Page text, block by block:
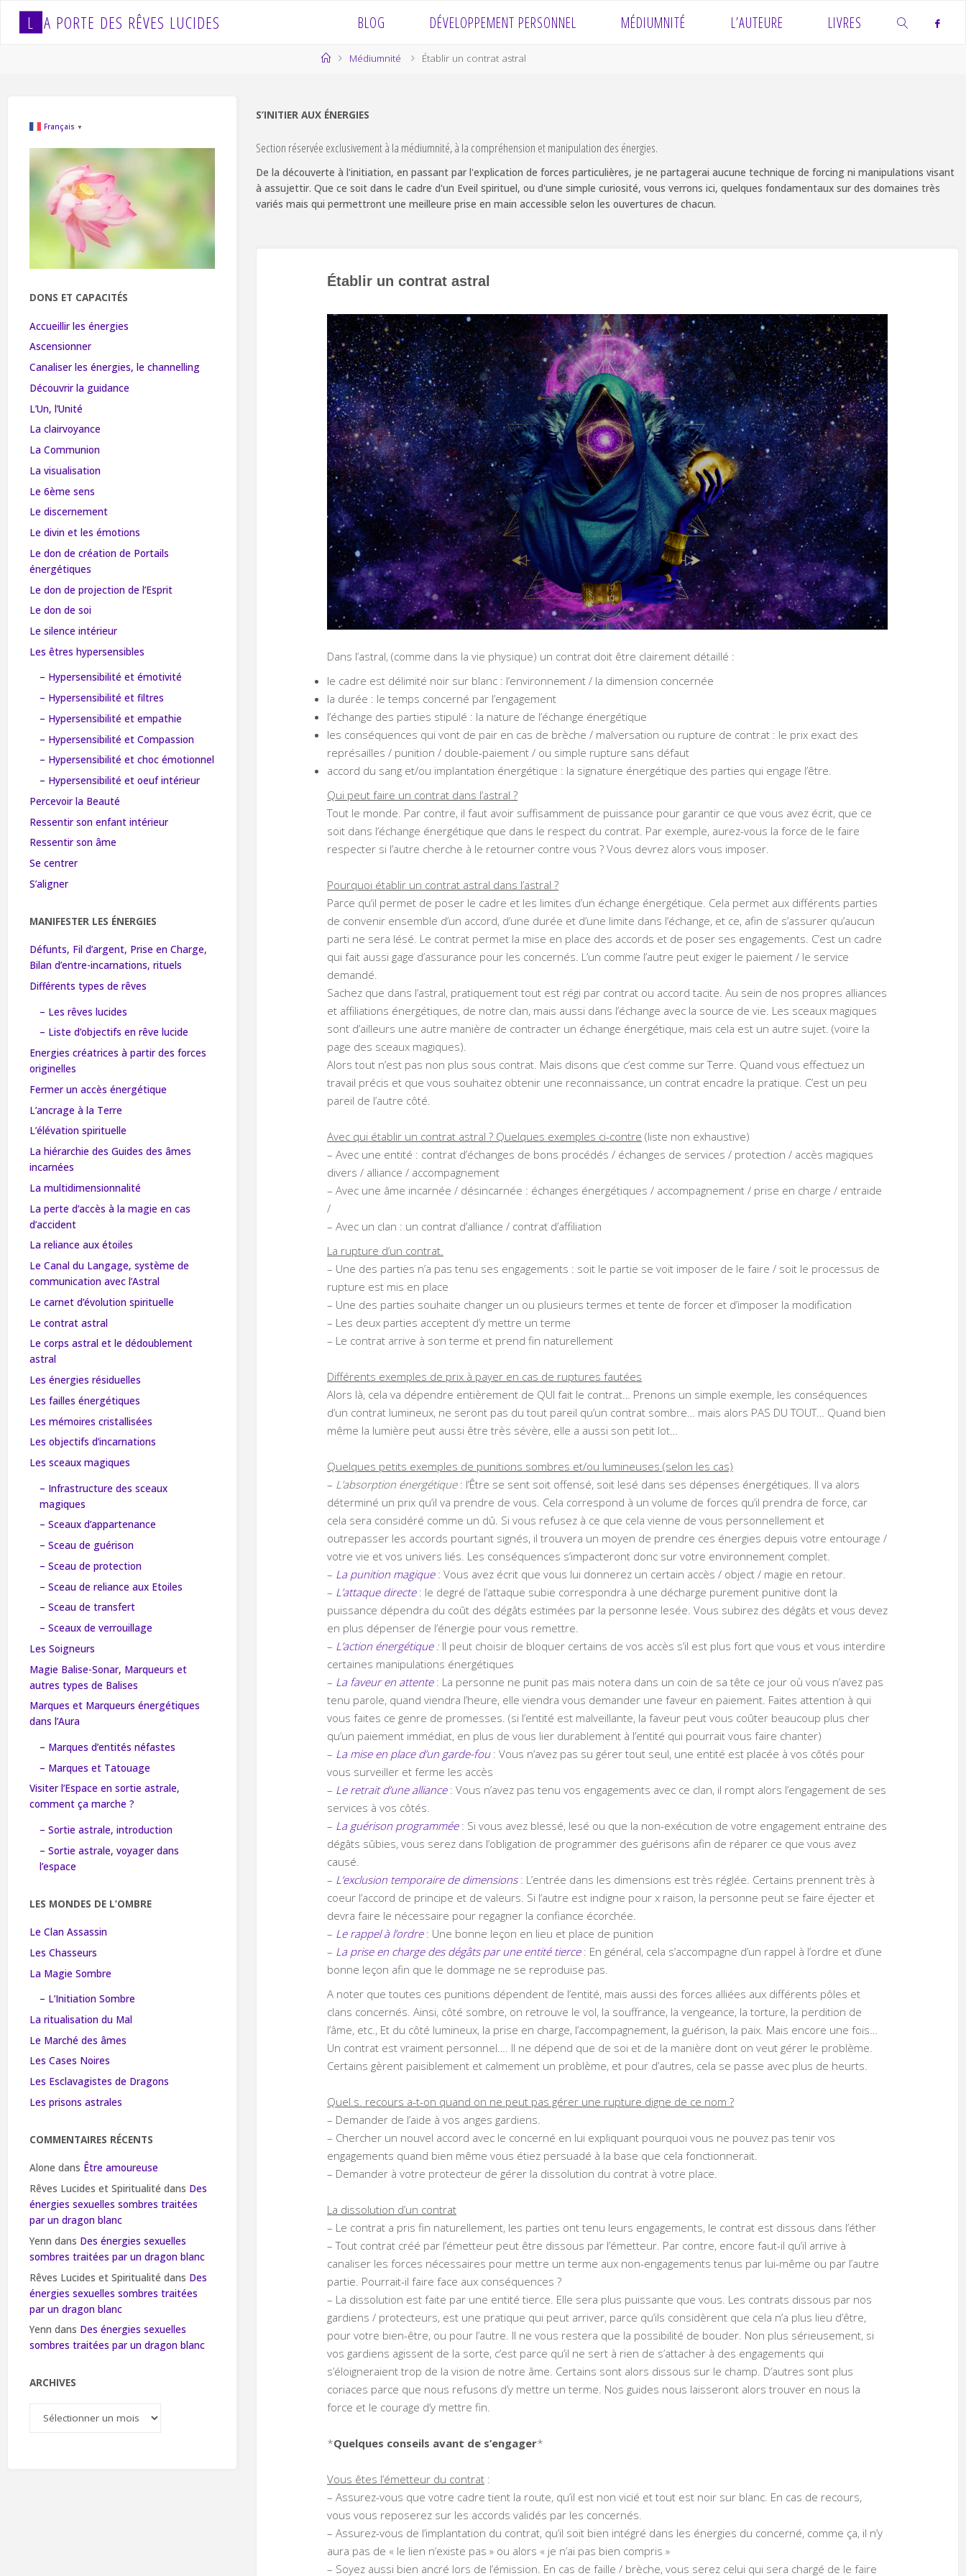
L A PORTE DES RÊVES LUCIDES BLOG DÉVELOPPEMENT PERSONNEL MÉDIUMNITÉ L’AUTEURE LIVRES
HomeMédiumnité Établir un contrat astral
S’INITIER AUX ÉNERGIES
Section réservée exclusivement à la médiumnité, à la compréhension et manipulation des énergies.
De la découverte à l'initiation, en passant par l'explication de forces particulières, je ne partagerai aucune technique de forcing ni manipulations visant
à assujettir. Que ce soit dans le cadre d'un Eveil spirituel, ou d'une simple curiosité, vous verrons ici, quelques fondamentaux sur des domaines très
variés mais qui permettront une meilleure prise en main accessible selon les ouvertures de chacun.
Établir un contrat astral
Dans l’astral, (comme dans la vie physique) un contrat doit être clairement détaillé :
le cadre est délimité noir sur blanc : l’environnement / la dimension concernée
la durée : le temps concerné par l’engagement
l’échange des parties stipulé : la nature de l’échange énergétique
les conséquences qui vont de pair en cas de brèche / malversation ou rupture de contrat : le prix exact des
représailles / punition / double-paiement / ou simple rupture sans défaut
accord du sang et/ou implantation énergétique : la signature énergétique des parties qui engage l’être.
Qui peut faire un contrat dans l’astral ?
Tout le monde. Par contre, il faut avoir suffisamment de puissance pour garantir ce que vous avez écrit, que ce
soit dans l’échange énergétique que dans le respect du contrat. Par exemple, aurez-vous la force de le faire
respecter si l’autre cherche à le retourner contre vous ? Vous devrez alors vous imposer.
Pourquoi établir un contrat astral dans l’astral ?
Parce qu’il permet de poser le cadre et les limites d’un échange énergétique. Cela permet aux différents parties
de convenir ensemble d’un accord, d’une durée et d’une limite dans l’échange, et ce, afin de s’assurer qu’aucun
parti ne sera lésé. Le contrat permet la mise en place des accords et de poser ses engagements. C’est un cadre
qui fait aussi gage d’assurance pour les concernés. L’un comme l’autre peut exiger le paiement / le service
demandé.
Sachez que dans l’astral, pratiquement tout est régi par contrat ou accord tacite. Au sein de nos propres alliances
et affiliations énergétiques, de notre clan, mais aussi dans l’échange avec la source de vie. Les sceaux magiques
sont d’ailleurs une autre manière de contracter un échange énergétique, mais cela est un autre sujet. (voire la
page des sceaux magiques).
Alors tout n’est pas non plus sous contrat. Mais disons que c’est comme sur Terre. Quand vous effectuez un
travail précis et que vous souhaitez obtenir une reconnaissance, un contrat encadre la pratique. C’est un peu
pareil de l’autre côté.
Avec qui établir un contrat astral ? Quelques exemples ci-contre (liste non exhaustive)
– Avec une entité : contrat d’échanges de bons procédés / échanges de services / protection / accès magiques
divers / alliance / accompagnement
– Avec une âme incarnée / désincarnée : échanges énergétiques / accompagnement / prise en charge / entraide
/
– Avec un clan : un contrat d’alliance / contrat d’affiliation
La rupture d’un contrat.
– Une des parties n’a pas tenu ses engagements : soit le partie se voit imposer de le faire / soit le processus de
rupture est mis en place
– Une des parties souhaite changer un ou plusieurs termes et tente de forcer et d’imposer la modification
– Les deux parties acceptent d’y mettre un terme
– Le contrat arrive à son terme et prend fin naturellement
Différents exemples de prix à payer en cas de ruptures fautées
Alors là, cela va dépendre entièrement de QUI fait le contrat… Prenons un simple exemple, les conséquences
d’un contrat lumineux, ne seront pas du tout pareil qu’un contrat sombre… mais alors PAS DU TOUT… Quand bien
même la lumière peut aussi être très sévère, elle a aussi son petit lot…
Quelques petits exemples de punitions sombres et/ou lumineuses (selon les cas)
– L’absorption énergétique: l’Être se sent soit offensé, soit lesé dans ses dépenses énergétiques. Il va alors
déterminé un prix qu’il va prendre de vous. Cela correspond à un volume de forces qu’il prendra de force, car
cela sera considéré comme un dû. Si vous refusez à ce que cela vienne de vous personnellement et
outrepasser les accords pourtant signés, il trouvera un moyen de prendre ces énergies depuis votre entourage /
votre vie et vos univers liés. Les conséquences s’impacteront donc sur votre environnement complet.
– La punition magique: Vous avez écrit que vous lui donnerez un certain accès / object / magie en retour.
– L’attaque directe : le degré de l’attaque subie correspondra à une décharge purement punitive dont la
puissance dépendra du coût des dégâts estimées par la personne lesée. Vous subirez des dégâts et vous devez
en plus dépenser de l’énergie pour vous remettre.
– L’action énergétique: Il peut choisir de bloquer certains de vos accès s’il est plus fort que vous et vous interdire
certaines manipulations énergétiques
– La faveur en attente: La personne ne punit pas mais notera dans un coin de sa tête ce jour où vous n’avez pas
tenu parole, quand viendra l’heure, elle viendra vous demander une faveur en paiement. Faites attention à qui
vous faites ce genre de promesses. (si l’entité est malveillante, la faveur peut vous coûter beaucoup plus cher
qu’un paiement immédiat, en plus de vous lier durablement à l’entité qui pourrait vous faire chanter)
– La mise en place d’un garde-fou: Vous n’avez pas su gérer tout seul, une entité est placée à vos côtés pour
vous surveiller et ferme les accès
– Le retrait d’une alliance: Vous n’avez pas tenu vos engagements avec ce clan, il rompt alors l’engagement de ses
services à vos côtés.
– La guérison programmée : Si vous avez blessé, lesé ou que la non-exécution de votre engagement entraine des
dégâts sûbies, vous serez dans l’obligation de programmer des guérisons afin de réparer ce que vous avez
causé.
– L’exclusion temporaire de dimensions : L’entrée dans les dimensions est très réglée. Certains prennent très à
coeur l’accord de principe et de valeurs. Si l’autre est indigne pour x raison, la personne peut se faire éjecter et
devra faire le nécessaire pour regagner la confiance écorchée.
– Le rappel à l’ordre : Une bonne leçon en lieu et place de punition
– La prise en charge des dégâts par une entité tierce : En général, cela s’accompagne d’un rappel à l’ordre et d’une
bonne leçon afin que le dommage ne se reproduise pas.
A noter que toutes ces punitions dépendent de l’entité, mais aussi des forces alliées aux différents pôles et
clans concernés. Ainsi, côté sombre, on retrouve le vol, la souffrance, la vengeance, la torture, la perdition de
l’âme, etc., Et du côté lumineux, la prise en charge, l’accompagnement, la guérison, la paix. Mais encore une fois…
Un contrat est vraiment personnel…. Il ne dépend que de soi et de la manière dont on veut gérer le problème.
Certains gèrent paisiblement et calmement un problème, et pour d’autres, cela se passe avec plus de heurts.
Quel.s. recours a-t-on quand on ne peut pas gérer une rupture digne de ce nom ?
– Demander de l’aide à vos anges gardiens.
– Chercher un nouvel accord avec le concerné en lui expliquant pourquoi vous ne pouvez pas tenir vos
engagements quand bien même vous étiez persuadé à la base que cela fonctionnerait.
– Demander à votre protecteur de gérer la dissolution du contrat à votre place.
La dissolution d’un contrat
– Le contrat a pris fin naturellement, les parties ont tenu leurs engagements, le contrat est dissous dans l’éther
– Tout contrat créé par l’émetteur peut être dissous par l’émetteur. Par contre, encore faut-il qu’il arrive à
canaliser les forces nécessaires pour mettre un terme aux non-engagements tenus par lui-même ou par l’autre
partie. Pourrait-il faire face aux conséquences ?
– La dissolution est faite par une entité tierce. Elle sera plus puissante que vous. Les contrats dissous par nos
gardiens / protecteurs, est une pratique qui peut arriver, parce qu’ils considèrent que cela n’a plus lieu d’être,
pour votre bien-être, ou pour l’autre. Il ne vous restera que la possibilité de bouder. Non plus sérieusement, si
vos gardiens agissent de la sorte, c’est parce qu’il ne sert à rien de s’attacher à des engagements qui
s’éloigneraient trop de la vision de notre âme. Certains sont alors dissous sur le champ. D’autres sont plus
coriaces parce que nous refusons d’y mettre un terme. Nos guides nous laisseront alors trouver en nous la
force et le courage d’y mettre fin.
*Quelques conseils avant de s’engager*
Vous êtes l’émetteur du contrat :
– Assurez-vous que votre cadre tient la route, qu’il est non vicié et tout est noir sur blanc. En cas de recours,
vous vous reposerez sur les accords validés par les concernés.
– Assurez-vous de l’implantation du contrat, qu’il soit bien intégré dans les énergies du concerné, comme ça, il n’y
aura pas de « le lien n’existe pas » ou alors « je n’ai pas bien compris »
– Soyez aussi bien ancré lors de l’émission. En cas de faille / brèche, vous serez celui qui sera chargé de le faire
Français ▼
DONS ET CAPACITÉS
Accueillir les énergies
Ascensionner
Canaliser les énergies, le channelling
Découvrir la guidance
L’Un, l’Unité
La clairvoyance
La Communion
La visualisation
Le 6ème sens
Le discernement
Le divin et les émotions
Le don de création de Portails
énergétiques
Le don de projection de l’Esprit
Le don de soi
Le silence intérieur
Les êtres hypersensibles
– Hypersensibilité et émotivité
– Hypersensibilité et filtres
– Hypersensibilité et empathie
– Hypersensibilité et Compassion
– Hypersensibilité et choc émotionnel
– Hypersensibilité et oeuf intérieur
Percevoir la Beauté
Ressentir son enfant intérieur
Ressentir son âme
Se centrer
S’aligner
MANIFESTER LES ÉNERGIES
Défunts, Fil d’argent, Prise en Charge,
Bilan d’entre-incarnations, rituels
Différents types de rêves
– Les rêves lucides
– Liste d’objectifs en rêve lucide
Energies créatrices à partir des forces
originelles
Fermer un accès énergétique
L’ancrage à la Terre
L’élévation spirituelle
La hiérarchie des Guides des âmes
incarnées
La multidimensionnalité
La perte d’accès à la magie en cas
d’accident
La reliance aux étoiles
Le Canal du Langage, système de
communication avec l’Astral
Le carnet d’évolution spirituelle
Le contrat astral
Le corps astral et le dédoublement
astral
Les énergies résiduelles
Les failles énergétiques
Les mémoires cristallisées
Les objectifs d’incarnations
Les sceaux magiques
– Infrastructure des sceaux
magiques
– Sceaux d’appartenance
– Sceau de guérison
– Sceau de protection
– Sceau de reliance aux Etoiles
– Sceau de transfert
– Sceaux de verrouillage
Les Soigneurs
Magie Balise-Sonar, Marqueurs et
autres types de Balises
Marques et Marqueurs énergétiques
dans l’Aura
– Marques d’entités néfastes
– Marques et Tatouage
Visiter l’Espace en sortie astrale,
comment ça marche ?
– Sortie astrale, introduction
– Sortie astrale, voyager dans
l’espace
LES MONDES DE L’OMBRE
Le Clan Assassin
Les Chasseurs
La Magie Sombre
– L’Initiation Sombre
La ritualisation du Mal
Le Marché des âmes
Les Cases Noires
Les Esclavagistes de Dragons
Les prisons astrales
COMMENTAIRES RÉCENTS
Alone dans Être amoureuse
Rêves Lucides et Spiritualité dans Des
énergies sexuelles sombres traitées
par un dragon blanc
Yenn dans Des énergies sexuelles
sombres traitées par un dragon blanc
Rêves Lucides et Spiritualité dans Des
énergies sexuelles sombres traitées
par un dragon blanc
Yenn dans Des énergies sexuelles
sombres traitées par un dragon blanc
ARCHIVES